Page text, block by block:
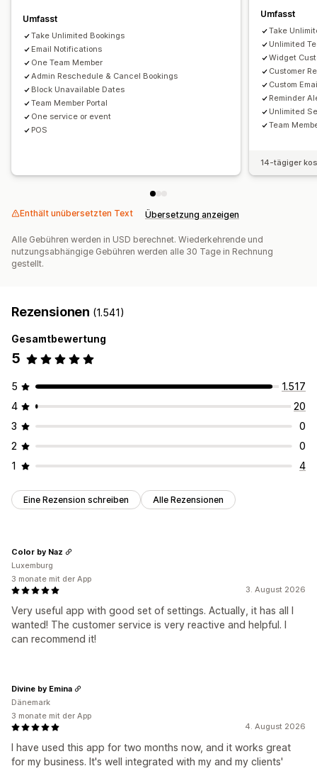
Mehrere Sprachen
Anzahlungen Mitarbeiterverwaltung
Anpassung
Buchungsseiten Kalender-Widget
Benutzerdefinierte Tickets
Benutzerdefinierte Formulare
Benutzerdefinierte Benachrichtigungen
Benutzerdefiniertes CSS
Umfasst
Take Unlimited Bookings
Email Notifications
One Team Member
Admin Reschedule & Cancel Bookings
Block Unavailable Dates
Team Member Portal
One service or event
POS
Umfasst
Take
Unlimited
Widget
Customer
Custom
Reminder
Unlimited
Team
14-tägiger
Enthält unübersetzten Text Übersetzung anzeigen
Alle Gebühren werden in USD berechnet. Wiederkehrende und
nutzungsabhängige Gebühren werden alle 30 Tage in Rechnung
gestellt.
Rezensionen (1.541)
Gesamtbewertung
5
5
1.517
4
20
3
0
2
0
1
4
Eine Rezension schreiben Alle Rezensionen
3. August 2026
Very useful app with good set of settings. Actually, it has all I
wanted! The customer service is very reactive and helpful. I
can recommend it!
Color by Naz
Luxemburg
3 monate mit der App
4. August 2026
I have used this app for two months now, and it works great
for my business. It's well integrated with my and my clients'
Divine by Emina
Dänemark
3 monate mit der App